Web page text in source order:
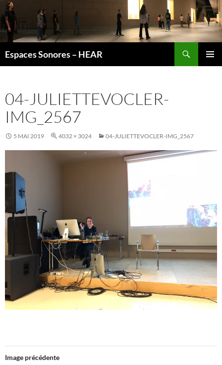
Espaces Sonores – HEAR
04-JULIETTEVOCLER-
IMG_2567
5 MAI 2019 4032 × 3024 04-JULIETTEVOCLER-IMG_2567
Image précédente